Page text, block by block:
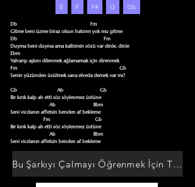
E F F# G Gb
Db                                                            Fm
Gitme beni üzme biraz olsun hatırım yok mu gitme
Db                                                                       Fm
Duyma beni duyma ama kalbimin sözü var dinle, dinle
Ebm
Yalvarıp aşkını dilenmek ağlamamak için direnmek
Fm                                                                                    Gb
Senin yüzünden üzülmek sana elveda demek var mı?
Gb                                 Ab                              Gb
Bir kırık kalp ah etti söz söylenmez üstüne
Seni vicdanın affetsin benden af bekleme
Bir kırık kalp ah etti söz söylenmez üstüne
Seni vicdanın affetsin benden af bekleme
Bu Şarkıyı Çalmayı Öğrenmek İçin Tıklayın